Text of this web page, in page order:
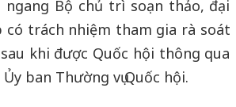
ngang Bộ chủ trì soạn thảo, đại
có trách nhiệm tham gia rà soát
khi được Quốc hội thông qua
ban Thường vụ Quốc hội.